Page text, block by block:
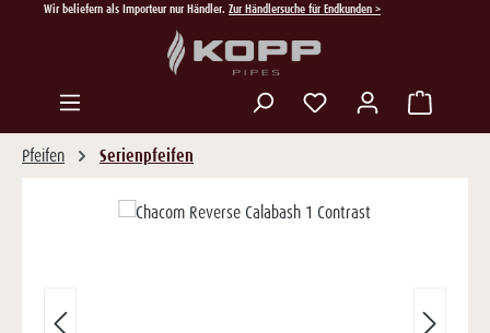
Zum Hauptinhalt springen
Wir beliefern als Importeur nur Händler. Zur Händlersuche für Endkunden >
Du hast 0 Produkte
Pfeifen Serienpfeifen
Bildergalerie überspringen